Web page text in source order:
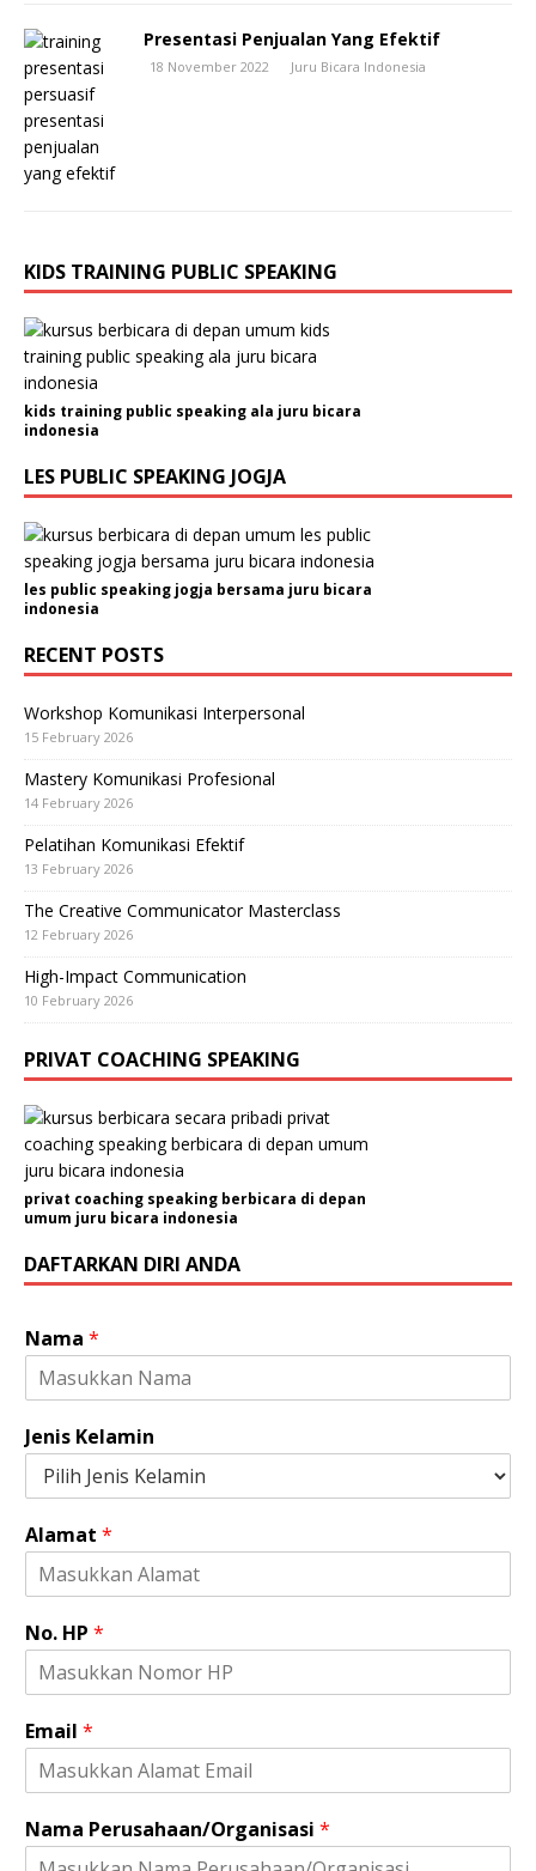
Presentasi Penjualan Yang Efektif
18 November 2022 Juru Bicara Indonesia
KIDS TRAINING PUBLIC SPEAKING
kids training public speaking ala juru bicara
indonesia
LES PUBLIC SPEAKING JOGJA
les public speaking jogja bersama juru bicara
indonesia
RECENT POSTS
Workshop Komunikasi Interpersonal
15 February 2026
Mastery Komunikasi Profesional
14 February 2026
Pelatihan Komunikasi Efektif
13 February 2026
The Creative Communicator Masterclass
12 February 2026
High-Impact Communication
10 February 2026
PRIVAT COACHING SPEAKING
privat coaching speaking berbicara di depan
umum juru bicara indonesia
DAFTARKAN DIRI ANDA
Nama *
Jenis Kelamin
Alamat *
No. HP *
P
e
u
a
Email *
Nama Perusahaan/Organisasi *